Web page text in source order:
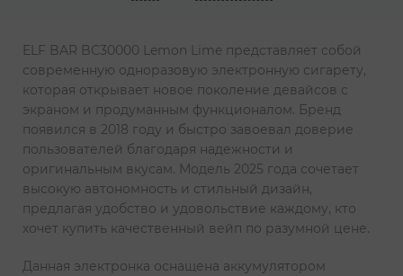
ELF BAR BC30000 Lemon Lime представляет собой
современную одноразовую электронную сигарету,
которая открывает новое поколение девайсов с
экраном и продуманным функционалом. Бренд
появился в 2018 году и быстро завоевал доверие
пользователей благодаря надежности и
оригинальным вкусам. Модель 2025 года сочетает
высокую автономность и стильный дизайн,
предлагая удобство и удовольствие каждому, кто
хочет купить качественный вейп по разумной цене.
Данная электронка оснащена аккумулятором